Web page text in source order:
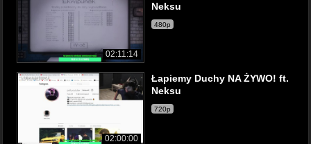
02:11:14
Neksu
480p
02:00:00
Łapiemy Duchy NA ŻYWO! ft.
Neksu
720p